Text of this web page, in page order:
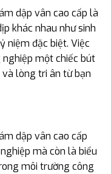
dập vân cao cấp là
khác nhau như sinh
niệm đặc biệt. Việc
một chiếc bút
lòng tri ân từ bạn
dập vân cao cấp
mà còn là biểu
môi trường công